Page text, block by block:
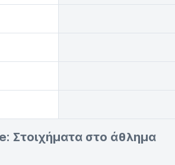
Στοιχήματα στο άθλημα